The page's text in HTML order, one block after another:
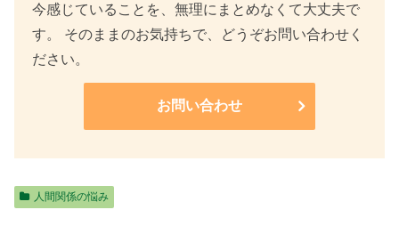
今感じていることを、無理にまとめなくて大丈夫で
す。 そのままのお気持ちで、どうぞお問い合わせく
ださい。
お問い合わせ
人間関係の悩み